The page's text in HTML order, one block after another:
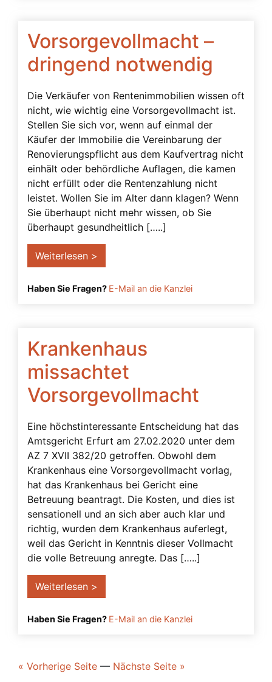
Vorsorgevollmacht –
dringend notwendig
Die Verkäufer von Rentenimmobilien wissen oft
nicht, wie wichtig eine Vorsorgevollmacht ist.
Stellen Sie sich vor, wenn auf einmal der
Käufer der Immobilie die Vereinbarung der
Renovierungspflicht aus dem Kaufvertrag nicht
einhält oder behördliche Auflagen, die kamen
nicht erfüllt oder die Rentenzahlung nicht
leistet. Wollen Sie im Alter dann klagen? Wenn
Sie überhaupt nicht mehr wissen, ob Sie
überhaupt gesundheitlich […..]
Weiterlesen >
Haben Sie Fragen? E-Mail an die Kanzlei
Krankenhaus
missachtet
Vorsorgevollmacht
Eine höchstinteressante Entscheidung hat das
Amtsgericht Erfurt am 27.02.2020 unter dem
AZ 7 XVII 382/20 getroffen. Obwohl dem
Krankenhaus eine Vorsorgevollmacht vorlag,
hat das Krankenhaus bei Gericht eine
Betreuung beantragt. Die Kosten, und dies ist
sensationell und an sich aber auch klar und
richtig, wurden dem Krankenhaus auferlegt,
weil das Gericht in Kenntnis dieser Vollmacht
die volle Betreuung anregte. Das […..]
Weiterlesen >
Haben Sie Fragen? E-Mail an die Kanzlei
« Vorherige Seite — Nächste Seite »